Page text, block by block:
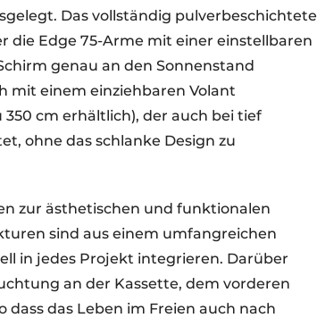
Das vollständig pulverbeschichtete
die Edge 75-Arme mit einer einstellbaren
genau an den Sonnenstand
mit einem einziehbaren Volant
cm erhältlich), der auch bei tief
ohne das schlanke Design zu
zur ästhetischen und funktionalen
sind aus einem umfangreichen
in jedes Projekt integrieren. Darüber
an der Kassette, dem vorderen
das Leben im Freien auch nach